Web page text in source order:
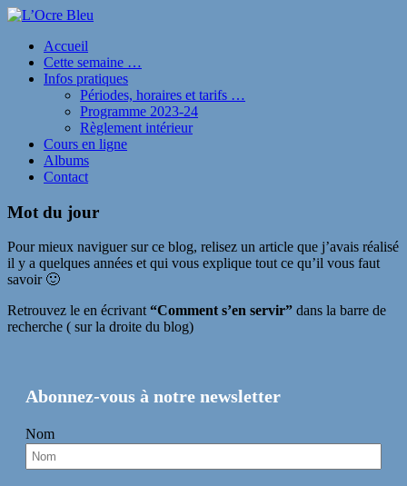
Accueil
Cette semaine …
Infos pratiques
Périodes, horaires et tarifs …
Programme 2023-24
Règlement intérieur
Cours en ligne
Albums
Contact
Mot du jour
Pour mieux naviguer sur ce blog, relisez un article que j’avais réalisé
il y a quelques années et qui vous explique tout ce qu’il vous faut
savoir 🙂
Retrouvez le en écrivant“Comment s’en servir” dans la barre de
recherche ( sur la droite du blog)
Abonnez-vous à notre newsletter
Nom